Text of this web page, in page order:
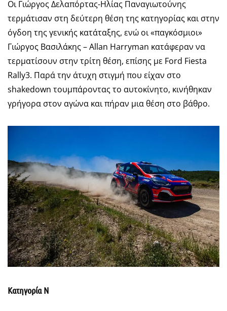
Οι Γιώργος Δελαπόρτας-Ηλίας Παναγιωτούνης
τερμάτισαν στη δεύτερη θέση της κατηγορίας και στην
όγδοη της γενικής κατάταξης, ενώ οι «παγκόσμιοι»
Γιώργος Βασιλάκης – Allan Harryman κατάφεραν να
τερματίσουν στην τρίτη θέση, επίσης με Ford Fiesta
Rally3. Παρά την άτυχη στιγμή που είχαν στο
shakedown τουμπάροντας το αυτοκίνητο, κινήθηκαν
γρήγορα στον αγώνα και πήραν μια θέση στο βάθρο.
Κατηγορία Ν